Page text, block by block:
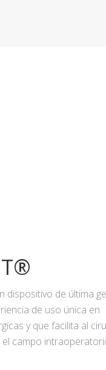
dispositivo de última
de uso única en
y que facilita al
el campo